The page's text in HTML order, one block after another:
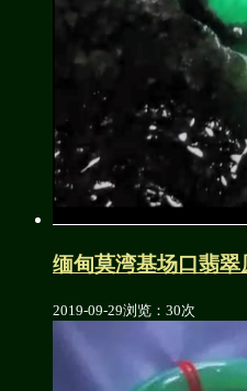
缅甸莫湾基场口翡
2019-09-29浏览：30次